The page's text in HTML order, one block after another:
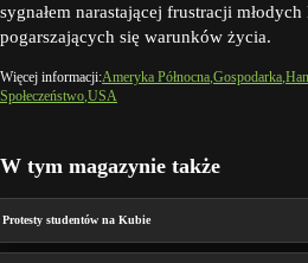
sygnałem narastającej frustracji
pogarszających się warunków życia.
Więcej informacji:Ameryka Północna Gospodarka
Społeczeństwo USA
W tym magazynie także
Protesty studentów na Kubie